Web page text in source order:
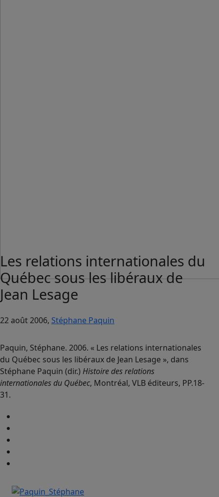
Les relations internationales du
Québec sous les libéraux de
Jean Lesage
22 août 2006, Stéphane Paquin
Paquin, Stéphane. 2006. « Les relations internationales
du Québec sous les libéraux de Jean Lesage », dans
Stéphane Paquin (dir.) Histoire des relations
internationales du Québec, Montréal, VLB éditeurs, PP.18-
31.